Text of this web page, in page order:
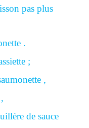
pas plus
.
;
,
de sauce